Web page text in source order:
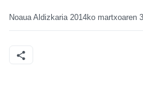
Noaua Aldizkaria 2014ko martxoaren